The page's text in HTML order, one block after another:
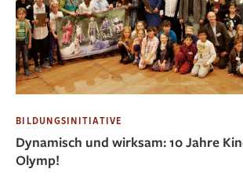
BILDUNGSINITIATIVE
Dynamisch und wirksam: 10 Jahre
Olymp!